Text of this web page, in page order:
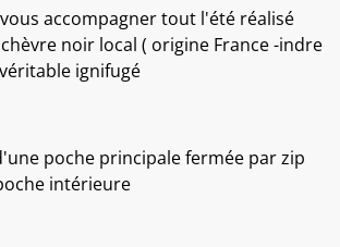
accompagner tout l'été réalisé
noir local ( origine France -indre
ignifugé
poche principale fermée par zip
intérieure